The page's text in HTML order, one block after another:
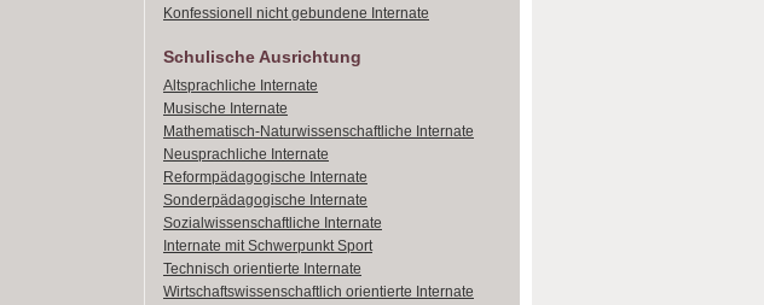
Konfessionell nicht gebundene Internate
Schulische Ausrichtung
Altsprachliche Internate
Musische Internate
Mathematisch-Naturwissenschaftliche Internate
Neusprachliche Internate
Reformpädagogische Internate
Sonderpädagogische Internate
Sozialwissenschaftliche Internate
Internate mit Schwerpunkt Sport
Technisch orientierte Internate
Wirtschaftswissenschaftlich orientierte Internate